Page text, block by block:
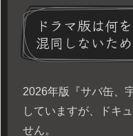
ドラマ版は何
混同しないた
2026年版『サバ缶、
していますが、ドキ
せん。